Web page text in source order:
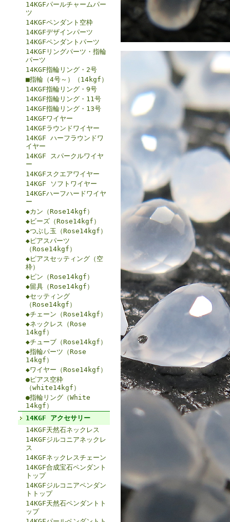
14KGFパールチャームパー
ツ
14KGFペンダント空枠
14KGFデザインパーツ
14KGFペンダントパーツ
14KGFリングパーツ・指輪
パーツ
14KGF指輪リング・2号
■指輪（4号～）（14kgf）
14KGF指輪リング・9号
14KGF指輪リング・11号
14KGF指輪リング・13号
14KGFワイヤー
14KGFラウンドワイヤー
14KGF ハーフラウンドワ
イヤー
14KGF スパークルワイヤ
ー
14KGFスクエアワイヤー
14KGF ソフトワイヤー
14KGFハーフハードワイヤ
ー
◆カン（Rose14kgf）
◆ビーズ（Rose14kgf）
◆つぶし玉（Rose14kgf）
◆ピアスパーツ
（Rose14kgf）
◆ピアスセッティング（空
枠）
◆ピン（Rose14kgf）
◆留具（Rose14kgf）
◆セッティング
（Rose14kgf）
◆チェーン（Rose14kgf）
◆ネックレス（Rose
14kgf）
◆チューブ（Rose14kgf）
◆指輪パーツ（Rose
14kgf）
◆ワイヤー（Rose14kgf）
●ピアス空枠
（white14kgf）
●指輪リング（White
14kgf）
14KGF アクセサリー
14KGF天然石ネックレス
14KGFジルコニアネックレ
ス
14KGFネックレスチェーン
14KGF合成宝石ペンダント
トップ
14KGFジルコニアペンダン
トトップ
14KGF天然石ペンダントト
ップ